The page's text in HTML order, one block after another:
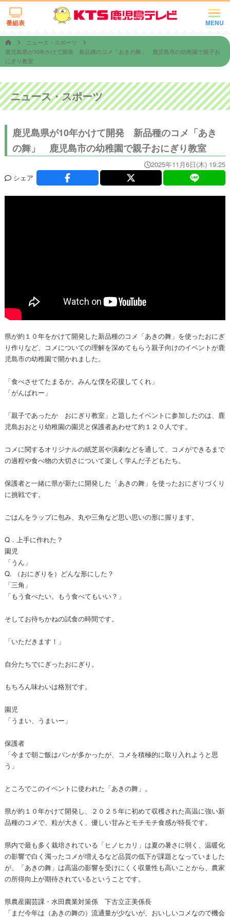
MENU
番組表
ニュース・スポーツ
鹿児島県が10年かけて開発 新品種のコメ「あきの舞」 鹿児島市の幼稚園で親子お
にぎり教室
ニュース・スポーツ
鹿児島県が10年かけて開発 新品種のコメ「あき
の舞」 鹿児島市の幼稚園で親子おにぎり教室
2025年11月6日(木) 19:25
シェア
県が約１０年をかけて開発した新品種のコメ「あきの舞」を使ったおにぎ
り作りなど、コメについての理解を深めてもらう親子向けのイベントが鹿
児島市の幼稚園で開かれました。
「食べさせてたまるか。みんな僕を応援してくれ」
「がんばれー」
「親子であったか おにぎり教室」と題したイベントに参加したのは、鹿
児島おおとり幼稚園の園児と保護者あわせて約１２０人です。
コメに関するオリジナルの紙芝居や演劇などを通して、コメができるまで
の過程や食べ物の大切さについて楽しく学んだ子どもたち。
保護者と一緒に県が新たに開発した「あきの舞」を使ったおにぎりづくり
に挑戦です。
ごはんをラップに包み、丸や三角など思い思いの形に握ります。
Q．上手に作れた？
園児
「うん」
Q. （おにぎりを）どんな形にした？
「三角」
「もう食べたい。もう食べてもいい？」
そしてお待ちかねの試食の時間です。
「いただきます！」
自分たちでにぎったおにぎり。
もちろん味わいは格別です。
園児
「うまい、うまいー」
保護者
「今まで朝ご飯はパンが多かったが、コメを積極的に取り入れようと思
う」
ところでこのイベントに使われた「あきの舞」。
県が約１０年かけて開発し、２０２５年に初めて収穫された高温に強い新
品種のコメで、粒が大きく、優しい甘みとモチモチ食感が特長です。
県内で最も多く栽培されている「ヒノヒカリ」は夏の暑さに弱く、温暖化
の影響で白く濁ったコメが増えるなど品質の低下が課題となっていました
が、「あきの舞」は高温の影響を受けにくく収量性も高いことから、農家
の所得向上が期待されているということです。
県農産園芸課・水田農業対策係 下古立正美係長
「まだ今年は（あきの舞の）流通量が少ないが、おいしいコメなので機会